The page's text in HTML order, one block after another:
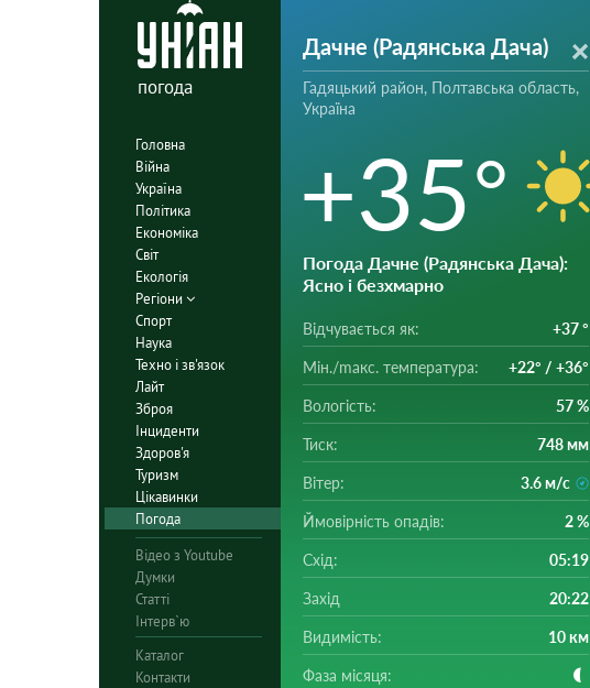
погода
Головна
Війна
Україна
Політика
Економіка
Світ
Екологія
Регіони
Спорт
Наука
Техно і зв'язок
Лайт
Зброя
Інциденти
Здоров'я
Туризм
Цікавинки
Погода
Відео з Youtube
Думки
Статті
Інтерв`ю
Каталог
Контакти
Дачне (Радянська Дача)
Гадяцький район, Полтавська область,
Україна
+35°
Погода Дачне (Радянська Дача):
Ясно і безхмарно
Відчувається як: +37 °
Мін./mакс. температура: +22° / +36°
Вологість: 57 %
Тиск: 748 мм
Вітер: 3.6 м/с
Ймовірність опадів: 2 %
Схід: 05:19
Захід 20:22
Видимість: 10 км
Фаза місяця: